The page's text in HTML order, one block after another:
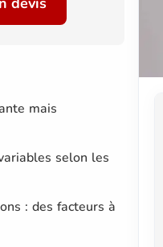
mais
selon les
: des facteurs à